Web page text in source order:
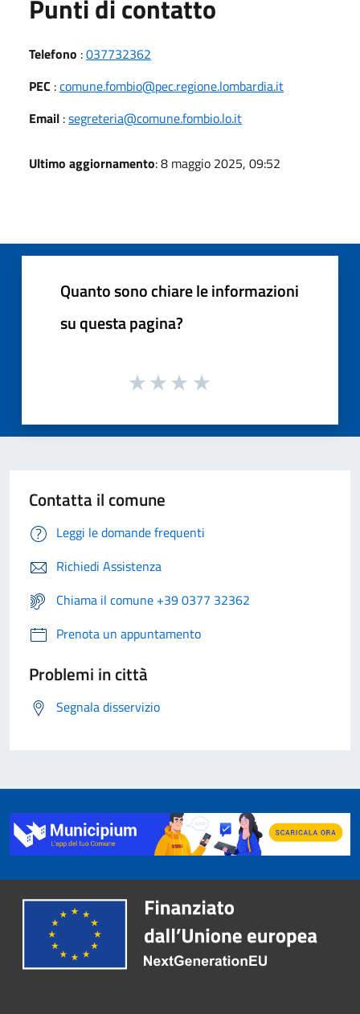
Punti di contatto
Telefono :037732362
PEC :comune.fombio@pec.regione.lombardia.it
Email :segreteria@comune.fombio.lo.it
Ultimo aggiornamento: 8 maggio 2025, 09:52
Quanto sono chiare le informazioni
su questa pagina?
Contatta il comune
Leggi le domande frequenti
Richiedi Assistenza
Chiama il comune +39 0377 32362
Prenota un appuntamento
Problemi in città
Segnala disservizio